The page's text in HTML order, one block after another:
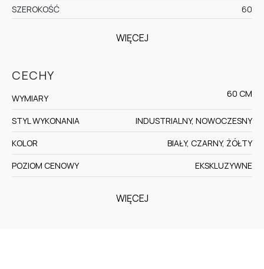
SZEROKOŚĆ
60
WIĘCEJ
CECHY
WYMIARY 60 CM
STYL WYKONANIA
INDUSTRIALNY, NOWOCZESNY
KOLOR
BIAŁY, CZARNY, ŻÓŁTY
POZIOM CENOWY
EKSKLUZYWNE
WIĘCEJ